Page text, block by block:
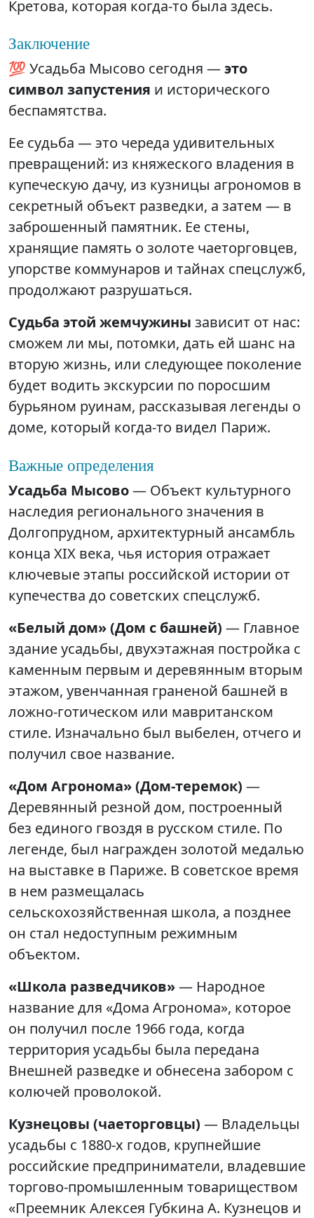
Кретова, которая когда-то была здесь.
Заключение
💯 Усадьба Мысово сегодня —это
символ запустения и исторического
беспамятства.
Ее судьба — это череда удивительных
превращений: из княжеского владения в
купеческую дачу, из кузницы агрономов в
секретный объект разведки, а затем — в
заброшенный памятник. Ее стены,
хранящие память о золоте чаеторговцев,
упорстве коммунаров и тайнах спецслужб,
продолжают разрушаться.
Судьба этой жемчужины зависит от нас:
сможем ли мы, потомки, дать ей шанс на
вторую жизнь, или следующее поколение
будет водить экскурсии по поросшим
бурьяном руинам, рассказывая легенды о
доме, который когда-то видел Париж.
Важные определения
Усадьба Мысово— Объект культурного
наследия регионального значения в
Долгопрудном, архитектурный ансамбль
конца XIX века, чья история отражает
ключевые этапы российской истории от
купечества до советских спецслужб.
«Белый дом» (Дом с башней) — Главное
здание усадьбы, двухэтажная постройка с
каменным первым и деревянным вторым
этажом, увенчанная граненой башней в
ложно-готическом или мавританском
стиле. Изначально был выбелен, отчего и
получил свое название.
«Дом Агронома» (Дом-теремок) —
Деревянный резной дом, построенный
без единого гвоздя в русском стиле. По
легенде, был награжден золотой медалью
на выставке в Париже. В советское время
в нем размещалась
сельскохозяйственная школа, а позднее
он стал недоступным режимным
объектом.
«Школа разведчиков»— Народное
название для «Дома Агронома», которое
он получил после 1966 года, когда
территория усадьбы была передана
Внешней разведке и обнесена забором с
колючей проволокой.
Кузнецовы (чаеторговцы) — Владельцы
усадьбы с 1880-х годов, крупнейшие
российские предприниматели, владевшие
торгово-промышленным товариществом
«Преемник Алексея Губкина А. Кузнецов и